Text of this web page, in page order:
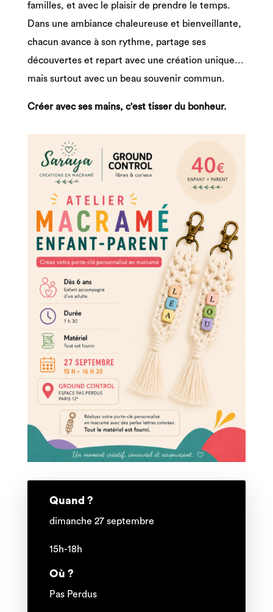
familles, et avec le plaisir de prendre le temps.
Dans une ambiance chaleureuse et bienveillante,
chacun avance à son rythme, partage ses
découvertes et repart avec une création unique…
mais surtout avec un beau souvenir commun.
Créer avec ses mains, c'est tisser du bonheur.
Quand ?
dimanche 27 septembre
15h-18h
Où ?
Pas Perdus